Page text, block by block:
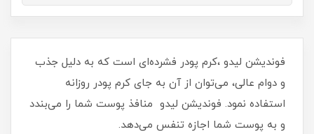
فوندیشن لیدو ،کرم پودر فشرده‌ای است که به دلیل جذب
و دوام عالی، می‌توان از آن به جای کرم پودر روزانه
استفاده نمود. فوندیشن لیدو منافذ پوست شما را می‌بندد
و به پوست شما اجازه تنفس می‌دهد.